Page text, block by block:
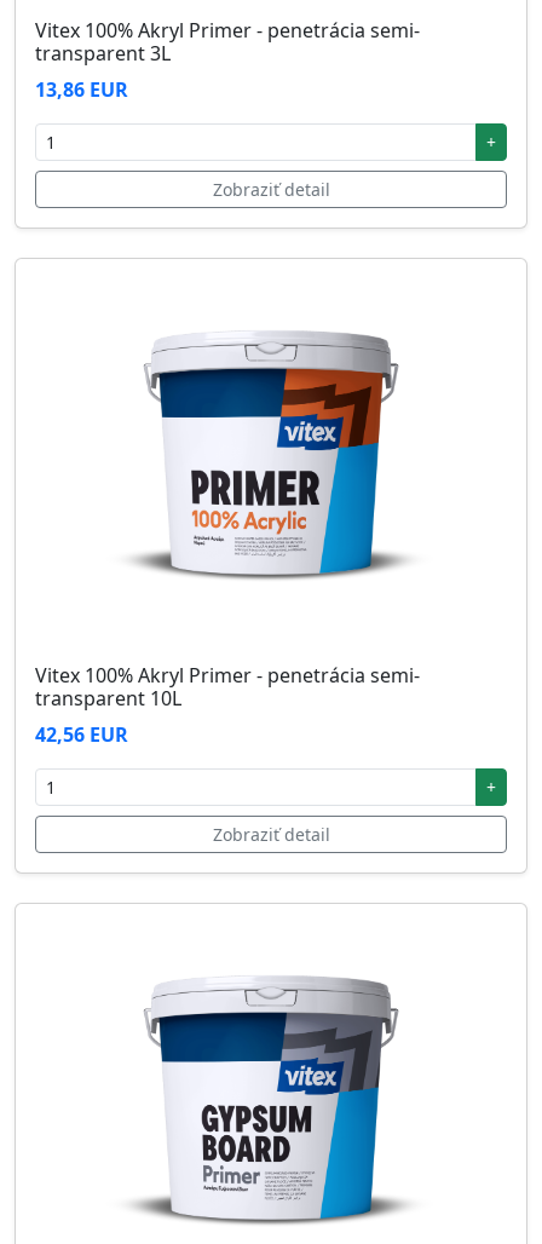
Vitex 100% Akryl Primer - penetrácia semi-
transparent 3L
13,86 EUR
+
Zobraziť detail
Vitex 100% Akryl Primer - penetrácia semi-
transparent 10L
42,56 EUR
+
Zobraziť detail